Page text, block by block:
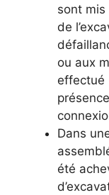
sont mis
de
ou aux
effectué
Dans
été